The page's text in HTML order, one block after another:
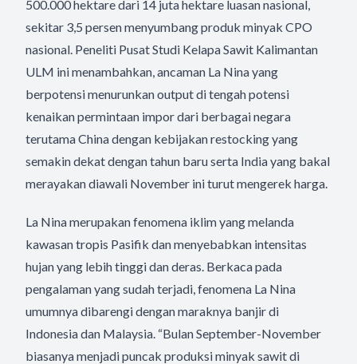
500.000 hektare dari 14 juta hektare luasan nasional,
sekitar 3,5 persen menyumbang produk minyak CPO
nasional. Peneliti Pusat Studi Kelapa Sawit Kalimantan
ULM ini menambahkan, ancaman La Nina yang
berpotensi menurunkan output di tengah potensi
kenaikan permintaan impor dari berbagai negara
terutama China dengan kebijakan restocking yang
semakin dekat dengan tahun baru serta India yang bakal
merayakan diawali November ini turut mengerek harga.
La Nina merupakan fenomena iklim yang melanda
kawasan tropis Pasifik dan menyebabkan intensitas
hujan yang lebih tinggi dan deras. Berkaca pada
pengalaman yang sudah terjadi, fenomena La Nina
umumnya dibarengi dengan maraknya banjir di
Indonesia dan Malaysia. “Bulan September-November
biasanya menjadi puncak produksi minyak sawit di